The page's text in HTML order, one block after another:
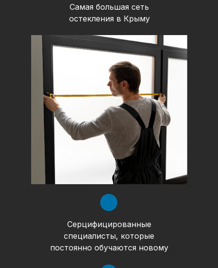
Самая большая сеть
остекления в Крыму
Серцифицированные
специалисты, которые
постоянно обучаются новому